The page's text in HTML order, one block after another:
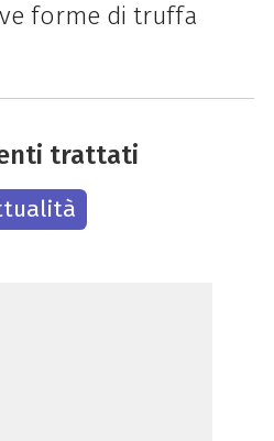
forme di truffa
trattati